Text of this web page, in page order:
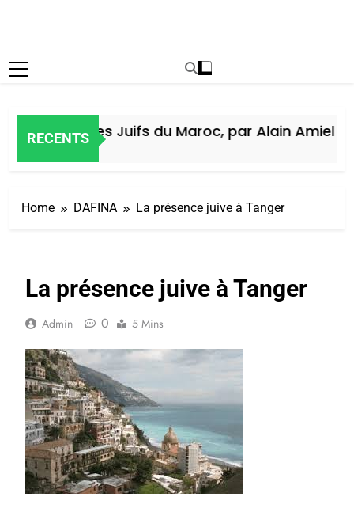
RECENTS
Histoire des Juifs du Maroc, par Alain Amiel
Home DAFINA La présence juive à Tanger
La présence juive à Tanger
Admin 0 5 Mins